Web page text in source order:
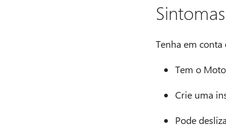
Sintomas
Tenha em
Tem o
Crie uma
Pode